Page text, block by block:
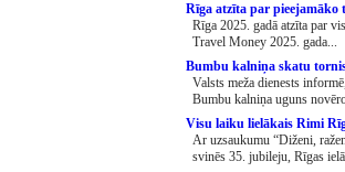
Rīga atzīta par
Rīga 2025. gadā atzīta par
Travel Money 2025. gada...
Bumbu kalniņa skatu
Valsts meža dienests
Bumbu kalniņa uguns
Visu laiku lielākais Rimi
Ar uzsaukumu “Diženi,
svinēs 35. jubileju, Rīgas